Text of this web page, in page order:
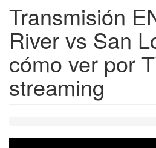
Transmisión
River vs San
cómo ver por
streaming